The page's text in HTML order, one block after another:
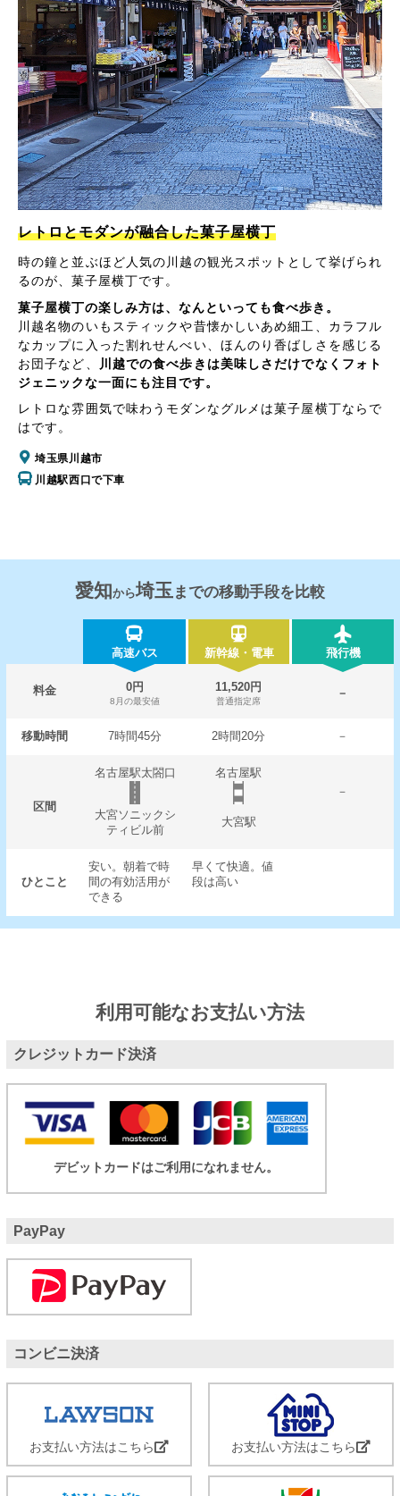
レトロとモダンが融合した菓子屋横丁
時の鐘と並ぶほど人気の川越の観光スポットとして挙げられ
るのが、菓子屋横丁です。
菓子屋横丁の楽しみ方は、なんといっても食べ歩き。
川越名物のいもスティックや昔懐かしいあめ細工、カラフル
なカップに入った割れせんべい、ほんのり香ばしさを感じる
お団子など、
川越での食べ歩きは美味しさだけでなくフォト
ジェニックな一面にも注目です。
レトロな雰囲気で味わうモダンなグルメは菓子屋横丁ならで
はです。
埼玉県川越市
川越駅西口で下車
愛知から埼玉 までの移動手段を比較
高速バス 新幹線・電車 飛行機
料金 0円
8月の最安値
11,520円
普通指定席
－
移動時間 7時間45分 2時間20分 －
区間
名古屋駅太閤口
名古屋駅
－
大宮ソニックシ
ティビル前
大宮駅
ひとこと
安い。朝着で時
間の有効活用が
できる
早くて快適。値
段は高い
利用可能なお支払い方法
クレジットカード決済
デビットカードはご利用になれません。
PayPay
コンビニ決済
お支払い方法はこちら お支払い方法はこちら